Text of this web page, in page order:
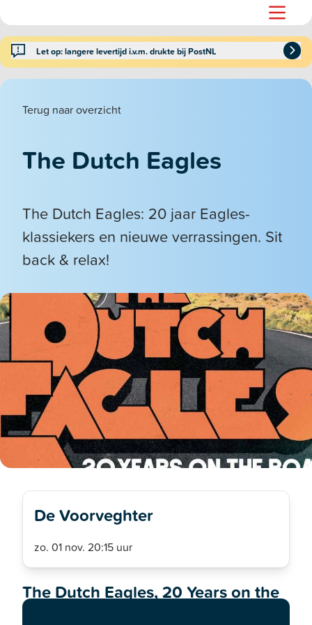
Let op: langere levertijd i.v.m. drukte bij PostNL
Terug naar overzicht
The Dutch Eagles
The Dutch Eagles: 20 jaar Eagles-
klassiekers en nieuwe verrassingen. Sit
back & relax!
The Dutch Eagles, 20 Years on the
De Voorveghter
zo. 01 nov. 20:15 uur